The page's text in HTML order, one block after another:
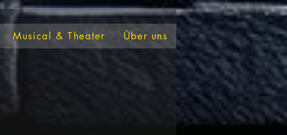
Musical & Theater Über uns